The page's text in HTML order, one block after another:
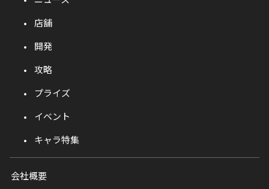
店舗
開発
攻略
プライズ
イベント
キャラ特集
会社概要